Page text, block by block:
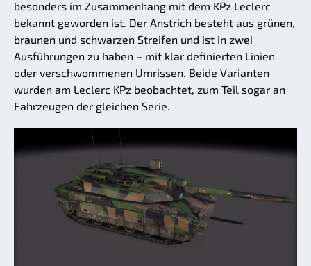
besonders im Zusammenhang mit dem KPz Leclerc
bekannt geworden ist. Der Anstrich besteht aus grünen,
braunen und schwarzen Streifen und ist in zwei
Ausführungen zu haben – mit klar definierten Linien
oder verschwommenen Umrissen. Beide Varianten
wurden am Leclerc KPz beobachtet, zum Teil sogar an
Fahrzeugen der gleichen Serie.